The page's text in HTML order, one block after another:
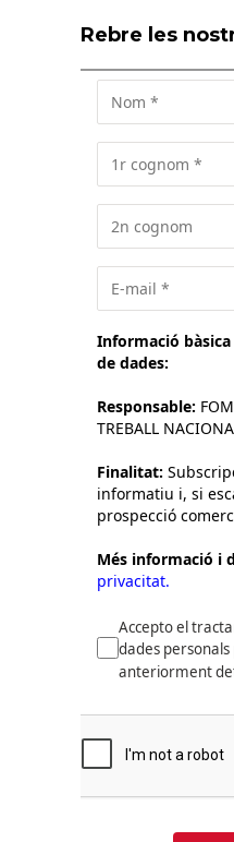
Rebre les
Informació
de dades:
Responsable:
TREBALL
Finalitat:
informatiu i, si
prospecció
Més informació i
privacitat.
Accepto el
dades
anteriorment